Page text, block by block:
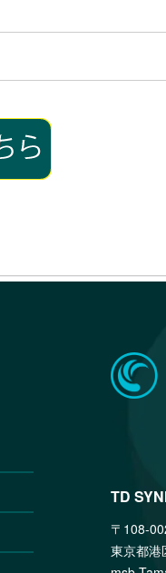
TD
〒108-
東京都港